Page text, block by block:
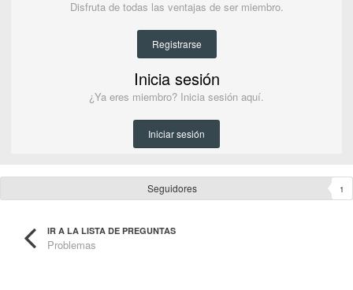
Disfruta de todas las ventajas de ser miembro.
Registrarse
Inicia sesión
¿Ya eres miembro? Inicia sesión aquí.
Iniciar sesión
Seguidores 1
IR A LA LISTA DE PREGUNTAS
Problemas